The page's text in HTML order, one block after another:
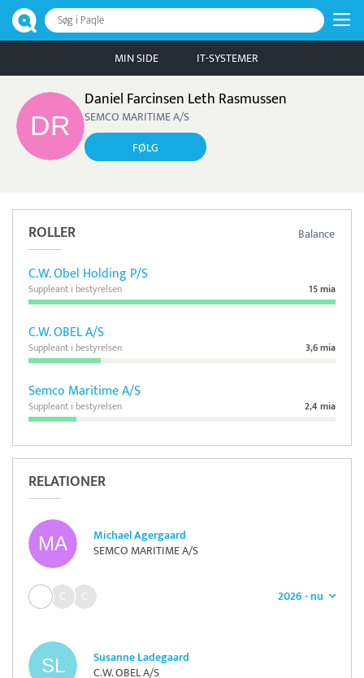
Søg i Paqle
MIN SIDE IT-SYSTEMER
Daniel Farcinsen Leth Rasmussen
SEMCO MARITIME A/S
FØLG
Balance
ROLLER
C.W. Obel Holding P/S
15 mia
Suppleant i bestyrelsen
C.W. OBEL A/S
3,6 mia
Suppleant i bestyrelsen
Semco Maritime A/S
2,4 mia
Suppleant i bestyrelsen
RELATIONER
Michael Agergaard
SEMCO MARITIME A/S
2026 - nu
Susanne Ladegaard
C.W. OBEL A/S